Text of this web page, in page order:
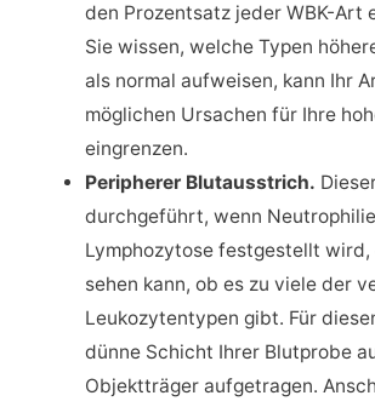
den Prozentsatz jeder WBK-Art
Sie wissen, welche Typen
als normal aufweisen, kann Ihr
möglichen Ursachen für Ihre
eingrenzen.
Peripherer Blutausstrich.
durchgeführt, wenn
Lymphozytose festgestellt wird,
sehen kann, ob es zu viele der
Leukozytentypen gibt. Für
dünne Schicht Ihrer Blutprobe
Objektträger aufgetragen.